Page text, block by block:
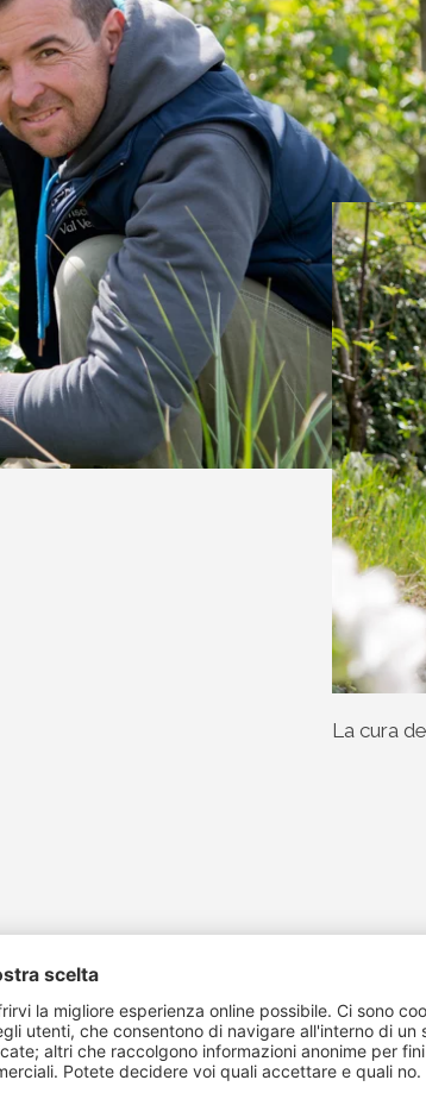
La cura
al sole della valle e richiedono quindi
uno tra i primi in assoluto in Val Venosta.
delle varietà Pinova, Gala, Golden,